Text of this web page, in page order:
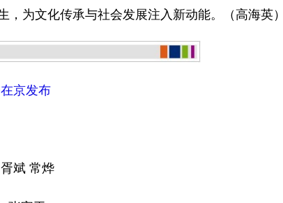
为文化传承与社会发展注入新动能。（高海英）
京发布
斌 常烨